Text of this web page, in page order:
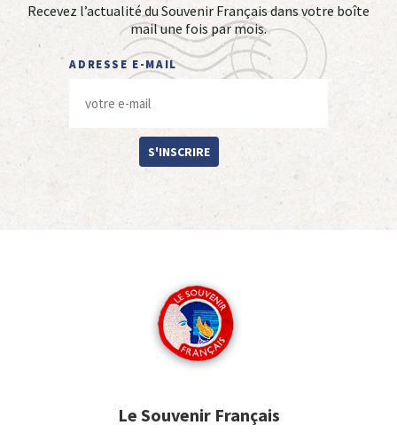
Recevez l’actualité du Souvenir Français dans votre boîte
mail une fois par mois.
ADRESSE E-MAIL
S'INSCRIRE
Le Souvenir Français